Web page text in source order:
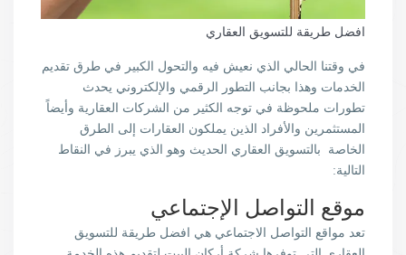
افضل طريقة للتسويق العقاري
في وقتنا الحالي الذي نعيش فيه والتحول الكبير في طرق تقديم
الخدمات وهذا بجانب التطور الرقمي والإلكتروني يحدث
تطورات ملحوظة في توجه الكثير من الشركات العقارية وأيضاً
المستثمرين والأفراد الذين يملكون العقارات إلى الطرق
الخاصة بالتسويق العقاري الحديث وهو الذي يبرز في النقاط
التالية:
موقع التواصل الإجتماعي
تعد مواقع التواصل الاجتماعي هي افضل طريقة للتسويق